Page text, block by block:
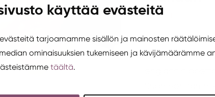
käyttää evästeitä
tarjoamamme sisällön ja mainosten
ominaisuuksien tukemiseen ja kävijämäärämme
täältä.
Asukastarina
Vaihto-
satoja. Yksi
englannin